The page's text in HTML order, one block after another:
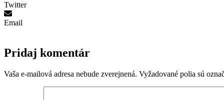
Twitter
Email
Pridaj komentár
Vaša e-mailová adresa nebude zverejnená. Vyžadované polia sú